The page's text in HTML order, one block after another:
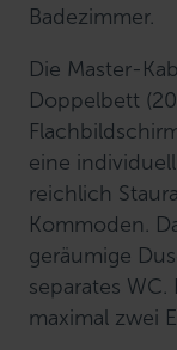
Badezimmer.
Die Master-
Doppelbett
eine
reichlich
Kommoden.
geräumige
separates
maximal zwei